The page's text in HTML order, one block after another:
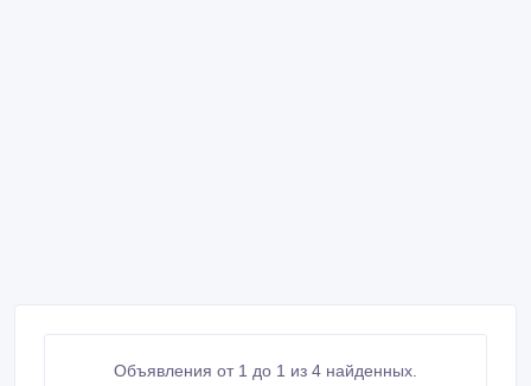
Объявления от 1 до 1 из 4 найденных.